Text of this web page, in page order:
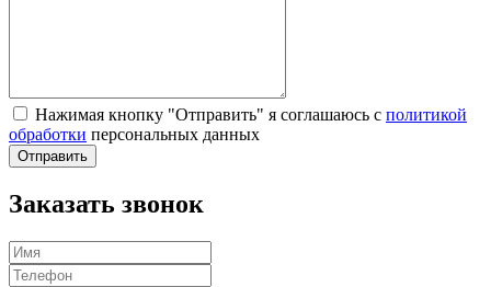
Нажимая кнопку "Отправить" я соглашаюсь с политикой
обработки персональных данных
Отправить
Заказать звонок